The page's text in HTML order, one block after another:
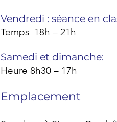
Vendredi : séance en
Temps 18h – 21h
Samedi et dimanche:
Heure 8h30 – 17h
Emplacement